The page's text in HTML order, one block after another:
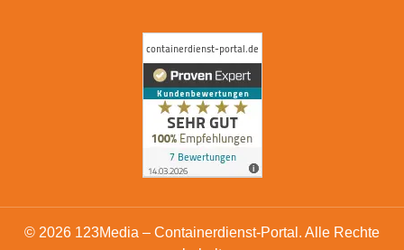
© 2026 123Media – Containerdienst-Portal. Alle Rechte